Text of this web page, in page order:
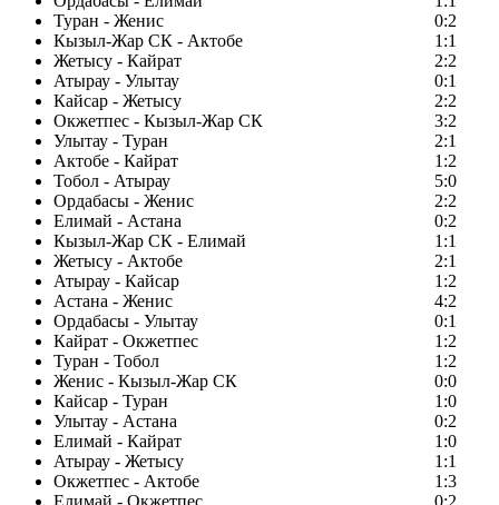
Туран - Женис
0:2
Кызыл-Жар СК - Актобе
1:1
Жетысу - Кайрат
2:2
Атырау - Улытау
0:1
Кайсар - Жетысу
2:2
Окжетпес - Кызыл-Жар СК
3:2
Улытау - Туран
2:1
Актобе - Кайрат
1:2
Тобол - Атырау
5:0
Ордабасы - Женис
2:2
Елимай - Астана
0:2
Кызыл-Жар СК - Елимай
1:1
Жетысу - Актобе
2:1
Атырау - Кайсар
1:2
Астана - Женис
4:2
Ордабасы - Улытау
0:1
Кайрат - Окжетпес
1:2
Туран - Тобол
1:2
Женис - Кызыл-Жар СК
0:0
Кайсар - Туран
1:0
Улытау - Астана
0:2
Елимай - Кайрат
1:0
Атырау - Жетысу
1:1
Окжетпес - Актобе
1:3